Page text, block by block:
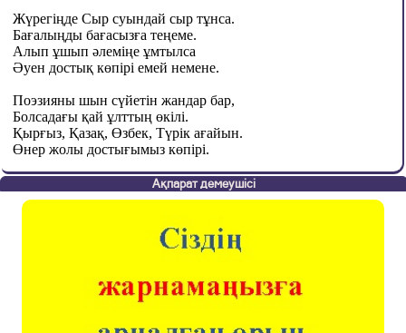
Жүрегіңде Сыр суындай сыр тұнса.
Бағалыңды бағасызға теңеме.
Алып ұшып әлеміңе ұмтылса
Әуен достық көпірі емей немене.
Поэзияны шын сүйетін жандар бар,
Болсадағы қай ұлттың өкілі.
Қырғыз, Қазақ, Өзбек, Түрік ағайын.
Өнер жолы достығымыз көпірі.
Ақпарат демеушісі